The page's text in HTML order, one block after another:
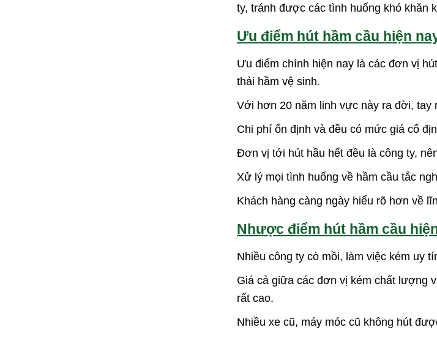
ty, tránh được các tình huống khó khăn
Ưu điểm hút hầm cầu hiện
Ưu điểm chính hiện nay là các đơn vị
thải hầm vệ sinh.
Với hơn 20 năm linh vực này ra đời, tay
Chi phí ổn định và đều có mức giá cố
Đơn vị tới hút hầu hết đều là công ty,
Xử lý mọi tình huống về hầm cầu tắc
Khách hàng càng ngày hiểu rõ hơn về
Nhược điểm hút hầm cầu
Nhiều công ty cò mồi, làm việc kém uy
Giá cả giữa các đơn vị kém chất lượng
rất cao.
Nhiều xe cũ, máy móc cũ không hút